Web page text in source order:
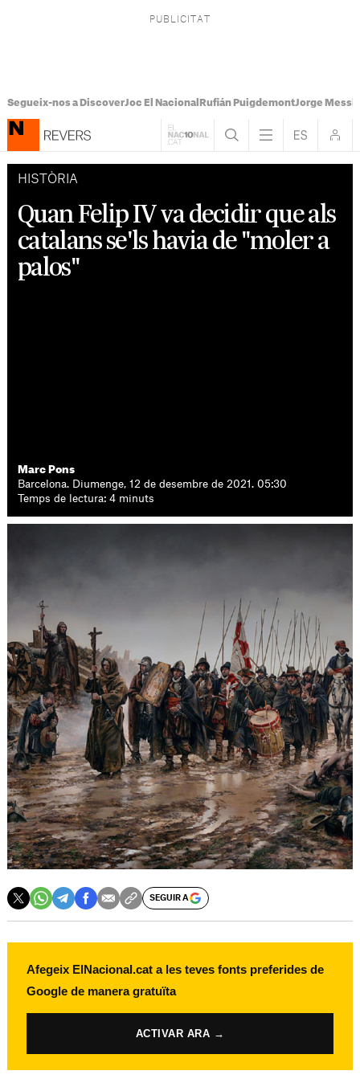
Segueix-nos a DiscoverJoc El Nacional Rufián PuigdemontJorge Messi
HISTÒRIA
Quan Felip IV va decidir que als
catalans se'ls havia de "moler a
palos"
Marc Pons
Barcelona. Diumenge, 12 de desembre de 2021. 05:30
Temps de lectura: 4 minuts
SEGUIR A
Afegeix ElNacional.cat a les teves fonts preferides de
Google de manera gratuïta
ACTIVAR ARA →